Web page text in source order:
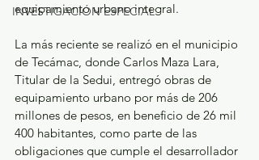
INVESTIGACIÓN ESPECIAL
equipamiento urbano integral.
La más reciente se realizó en el municipio
de Tecámac, donde Carlos Maza Lara,
Titular de la Sedui, entregó obras de
equipamiento urbano por más de 206
millones de pesos, en beneficio de 26 mil
400 habitantes, como parte de las
obligaciones que cumple el desarrollador